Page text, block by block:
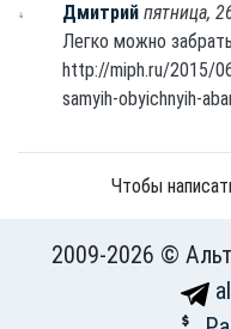
Дмитрийпятница,
Легко можно
http://miph.ru/2015/
samyih-obyichnyih-
Чтобы
2009-2026 ©